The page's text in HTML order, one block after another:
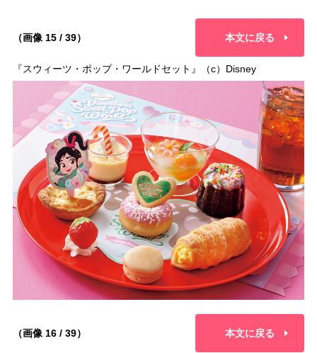
（画像 15 / 39） 本文に戻る
『スウィーツ・ポップ・ワールドセット』（c）Disney
（画像 16 / 39） 本文に戻る